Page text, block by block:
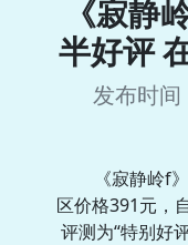
《寂静
半好评
发布时间
《寂静岭f
区价格391元，
评测为“特别好